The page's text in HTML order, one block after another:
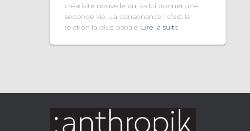
créativité nouvelle qui va lui donner une
seconde vie. La consonance : c’est la
relation la plus banale Lire la suite